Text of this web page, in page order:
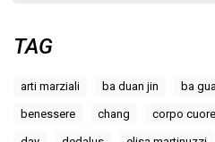
TAG
arti marziali ba duan jin ba
benessere chang corpo